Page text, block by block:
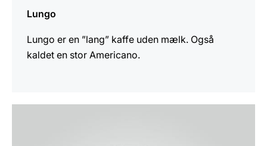
Lungo
Lungo er en ”lang” kaffe uden mælk. Også
kaldet en stor Americano.